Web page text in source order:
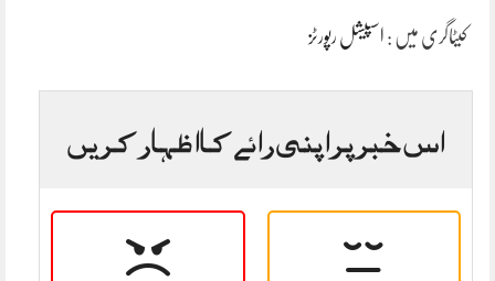
کیٹاگری میں : اسپیشل رپورٹز
اس خبر پر اپنی رائے کا اظہار کریں